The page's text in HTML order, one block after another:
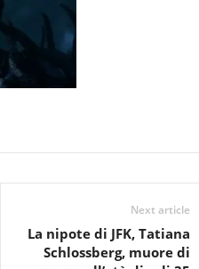
Next article
La nipote di JFK, Tatiana
Schlossberg, muore di